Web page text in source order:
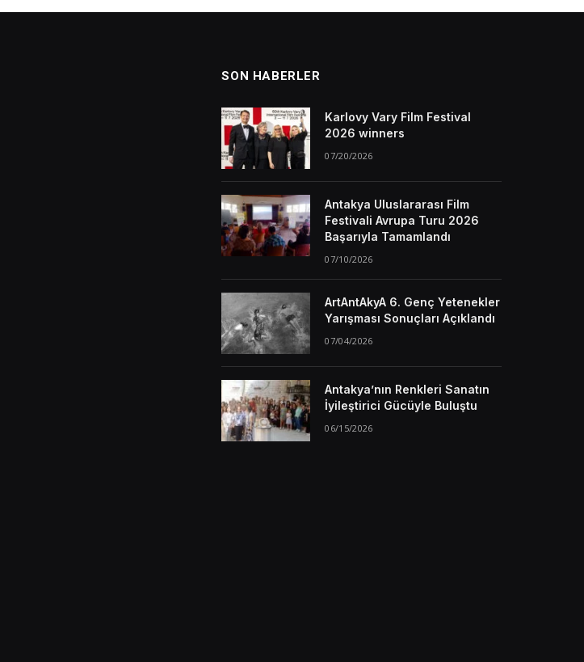
SON HABERLER
Karlovy Vary Film Festival
2026 winners
07/20/2026
Antakya Uluslararası Film
Festivali Avrupa Turu 2026
Başarıyla Tamamlandı
07/10/2026
ArtAntAkyA 6. Genç Yetenekler
Yarışması Sonuçları Açıklandı
07/04/2026
Antakya’nın Renkleri Sanatın
İyileştirici Gücüyle Buluştu
06/15/2026